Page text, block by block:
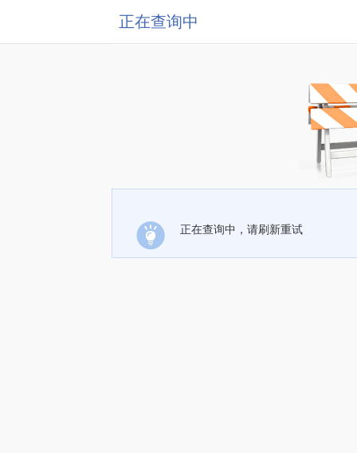
正在查询中
正在查询中，请刷新重试